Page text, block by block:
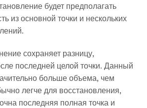
будет предполагать
из основной точки и нескольких
сохраняет разницу,
последней целой точки. Данный
больше объема, чем
легче для восстановления,
последняя полная точка и